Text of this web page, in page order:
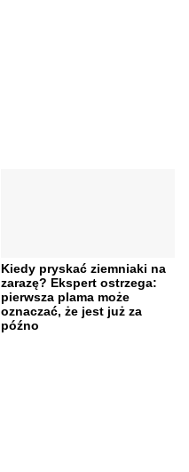
Kiedy pryskać ziemniaki na
zarazę? Ekspert ostrzega:
pierwsza plama może
oznaczać, że jest już za
późno